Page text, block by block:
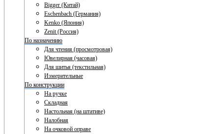
Bigger (Китай)
Eschenbach (Германия)
Kenko (Япония)
Zenit (Россия)
По назначению
Для чтения (просмотровая)
Ювелирная (часовая)
Для шитья (текстильная)
Измерительные
По конструкции
На ручке
Складная
Настольная (на штативе)
Налобная
На очковой оправе